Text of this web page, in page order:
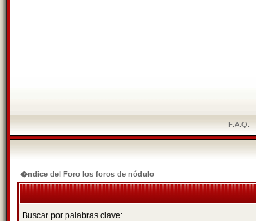
F.A.Q.
�ndice del Foro los foros de nódulo
Buscar por palabras clave: